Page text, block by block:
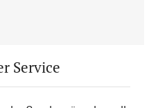
Service